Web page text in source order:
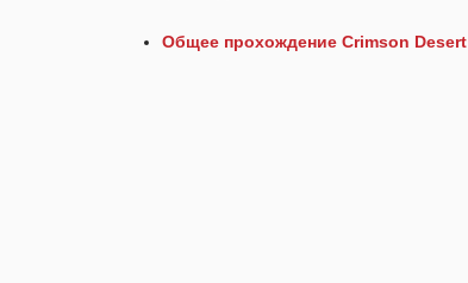
Общее прохождение Crimson Desert